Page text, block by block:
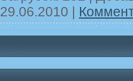
29.06.2010 |